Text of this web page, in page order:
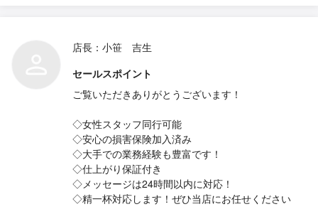
店長：小笹 吉生
セールスポイント
ご覧いただきありがとうございます！
◇女性スタッフ同行可能
◇安心の損害保険加入済み
◇大手での業務経験も豊富です！
◇仕上がり保証付き
◇メッセージは24時間以内に対応！
◇精一杯対応します！ぜひ当店にお任せください